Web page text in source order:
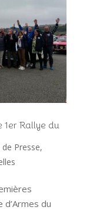
Rallye du
Presse,
d’Armes du